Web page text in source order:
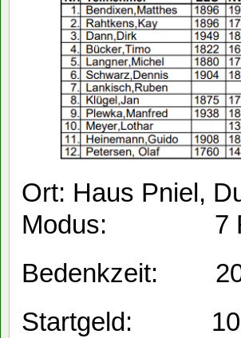
Ort: Haus Pniel,
Modus: 7
Bedenkzeit: 20
Startgeld: 10